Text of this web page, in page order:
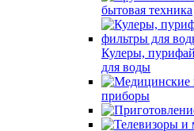
бытовая техника
Кулеры,
для воды
приборы